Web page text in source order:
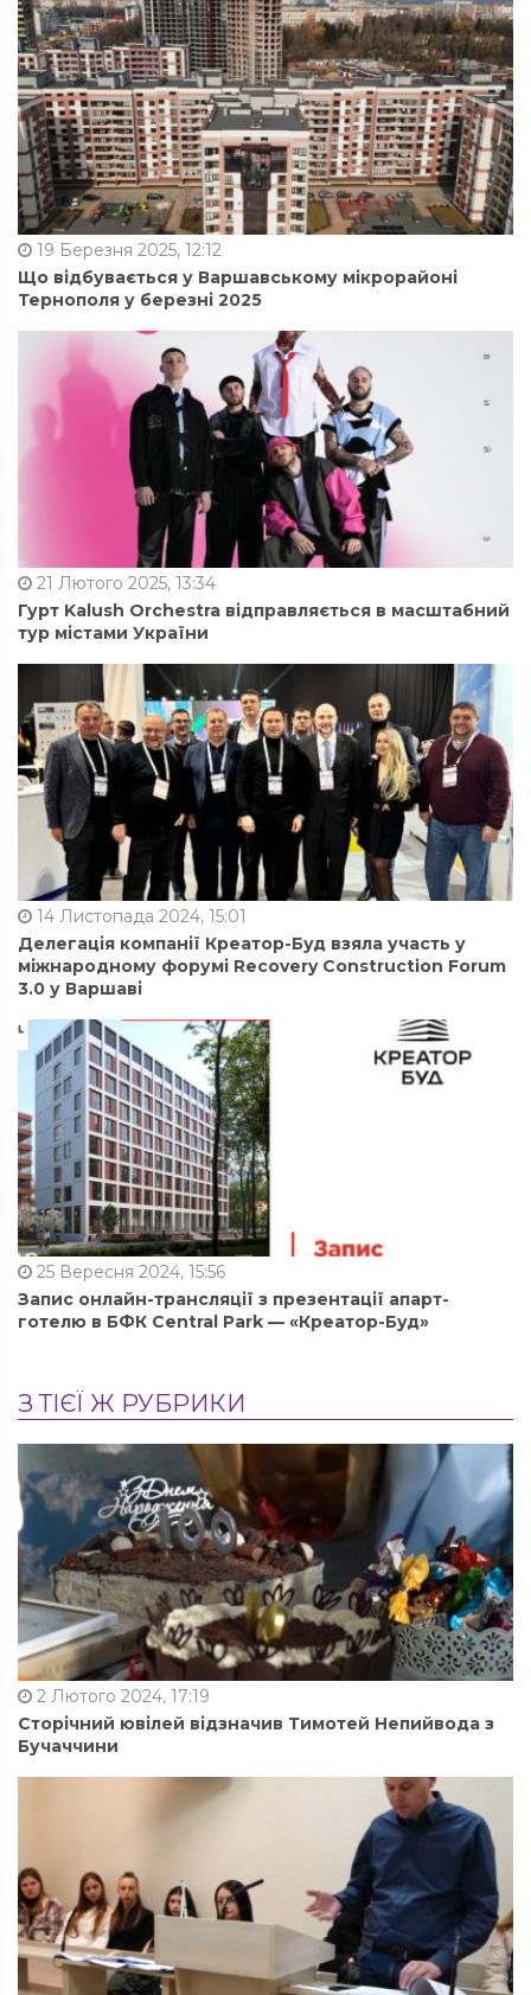
19 Березня 2025, 12:12
Що відбувається у Варшавському мікрорайоні
Тернополя у березні 2025
21 Лютого 2025, 13:34
Гурт Kalush Orchestra відправляється в масштабний
тур містами України
14 Листопада 2024, 15:01
Делегація компанії Креатор-Буд взяла участь у
міжнародному форумі Recovery Construction Forum
3.0 у Варшаві
25 Вересня 2024, 15:56
Запис онлайн-трансляції з презентації апарт-
готелю в БФК Central Park — «Креатор-Буд»
З ТІЄЇ Ж РУБРИКИ
2 Лютого 2024, 17:19
Сторічний ювілей відзначив Тимотей Непийвода з
Бучаччини